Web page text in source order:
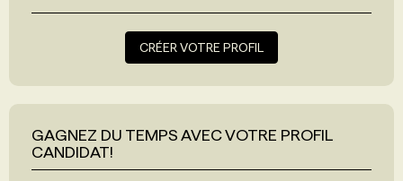
CRÉER VOTRE PROFIL
GAGNEZ DU TEMPS AVEC VOTRE PROFIL
CANDIDAT!